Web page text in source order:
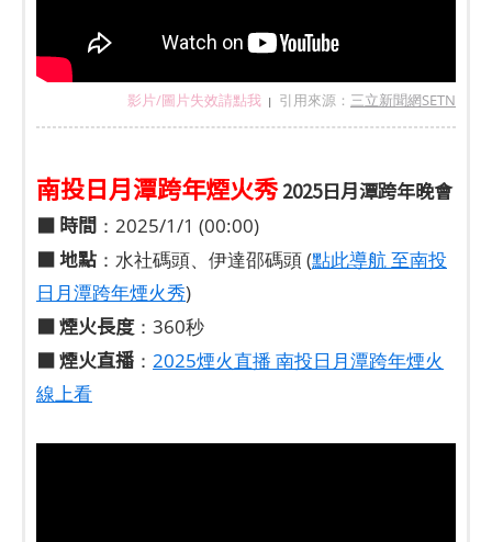
影片/圖片失效請點我 | 引用來源： 三立新聞網SETN
南投日月潭跨年煙火秀2025日月潭跨年晚會
■ 時間 ：2025/1/1 (00:00)
■地點 ：水社碼頭、伊達邵碼頭 (點此導航 至南投
日月潭跨年煙火秀)
■煙火長度：360秒
■ 煙火直播 ： 2025煙火直播 南投日月潭跨年煙火
線上看